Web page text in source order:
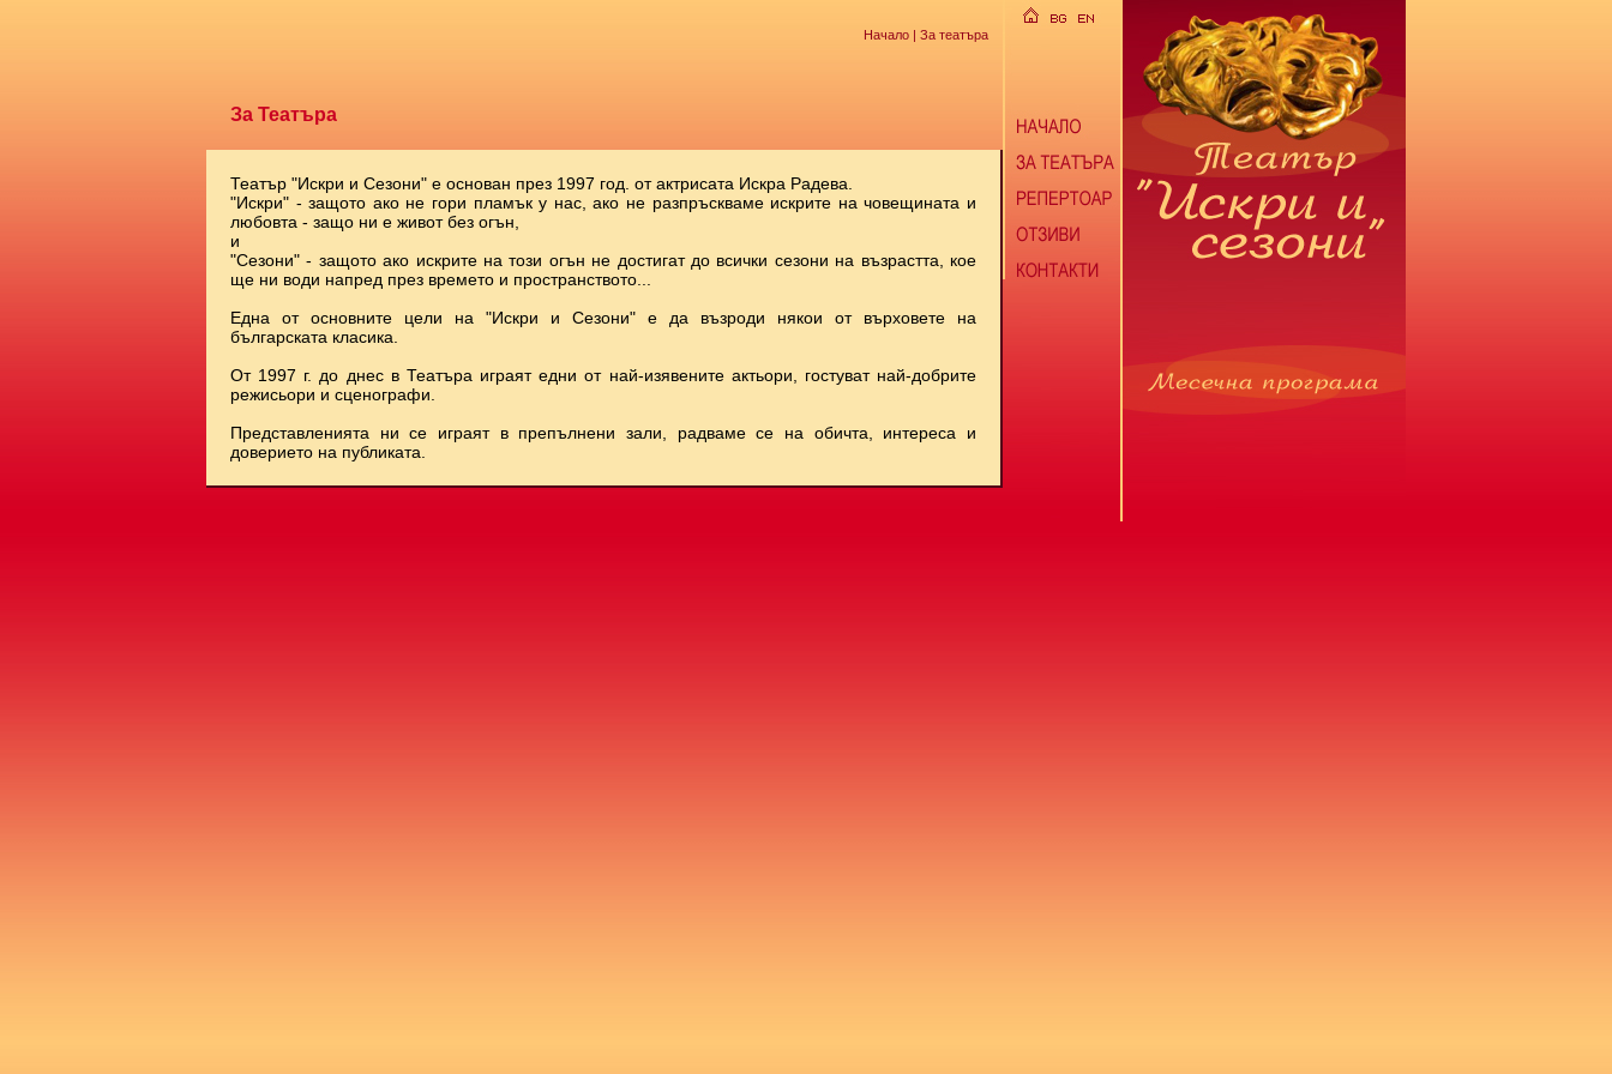
Начало | За театъра
За Театъра
Театър "Искри и Сезони" е основан през 1997 год. от актрисата Искра Радева.
"Искри" - защото ако не гори пламък у нас, ако не разпръскваме искрите на човещината и
любовта - защо ни е живот без огън,
и
"Сезони" - защото ако искрите на този огън не достигат до всички сезони на възрастта, кое
ще ни води напред през времето и пространството...
Една от основните цели на "Искри и Сезони" е да възроди някои от върховете на
българската класика.
От 1997 г. до днес в Театъра играят едни от най-изявените актьори, гостуват най-добрите
режисьори и сценографи.
Представленията ни се играят в препълнени зали, радваме се на обичта, интереса и
доверието на публиката.